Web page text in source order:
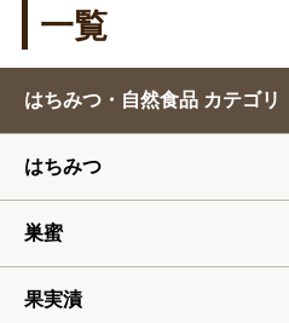
2月
4月
5月
6月
一覧
はちみつ・自然食品 カテゴリ
はちみつ
巣蜜
果実漬